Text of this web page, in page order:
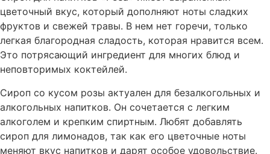
цветочный вкус, который дополняют ноты сладких
фруктов и свежей травы. В нем нет горечи, только
легкая благородная сладость, которая нравится всем.
Это потрясающий ингредиент для многих блюд и
неповторимых коктейлей.
Сироп со кусом розы актуален для безалкогольных и
алкогольных напитков. Он сочетается с легким
алкоголем и крепким спиртным. Любят добавлять
сироп для лимонадов, так как его цветочные ноты
меняют вкус напитков и дарят особое удовольствие.